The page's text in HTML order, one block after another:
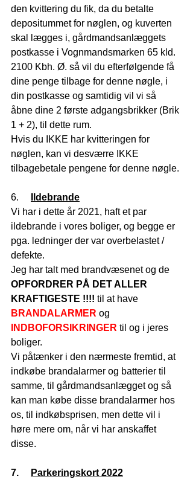
den kvittering du fik, da du betalte
depositummet for nøglen, og kuverten
skal lægges i, gårdmandsanlæggets
postkasse i Vognmandsmarken 65 kld.
2100 Kbh. Ø. så vil du efterfølgende få
dine penge tilbage for denne nøgle, i
din postkasse og samtidig vil vi så
åbne dine 2 første adgangsbrikker (Brik
1 + 2), til dette rum.
Hvis du IKKE har kvitteringen for
nøglen, kan vi desværre IKKE
tilbagebetale pengene for denne nøgle.
6.
Ildebrande
Vi har i dette år 2021, haft et par
ildebrande i vores boliger, og begge er
pga. ledninger der var overbelastet /
defekte.
Jeg har talt med brandvæsenet og de
OPFORDRER PÅ DET ALLER
KRAFTIGESTE !!!! til at have
BRANDALARMER og
INDBOFORSIKRINGER til og i jeres
boliger.
Vi påtænker i den nærmeste fremtid, at
indkøbe brandalarmer og batterier til
samme, til gårdmandsanlægget og så
kan man købe disse brandalarmer hos
os, til indkøbsprisen, men dette vil i
høre mere om, når vi har anskaffet
disse.
7.
Parkeringskort 2022